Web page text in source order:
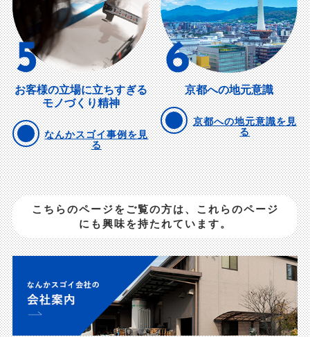
お客様の立場に立ちすぎる
モノづくり精神
なんかスゴイ事例を見
る
京都への地元意識
京都への地元意識を見
る
こちらのページをご覧の方は、これらのページ
にも興味を持たれています。